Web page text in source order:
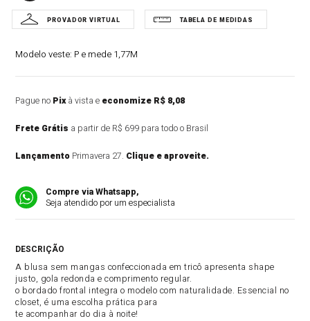
Modelo veste: P e mede 1,77M
Pague no Pixà vista e economize R$ 8,08
Frete Grátis a partir de R$ 699 para todo o Brasil
Lançamento Primavera 27. Clique e aproveite.
Compre via Whatsapp,
Seja atendido por um especialista
A blusa sem mangas confeccionada em tricô apresenta shape
justo, gola redonda e comprimento regular.
o bordado frontal integra o modelo com naturalidade. Essencial no
closet, é uma escolha prática para
te acompanhar do dia à noite!